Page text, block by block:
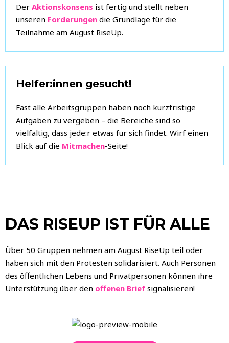
Der Aktionskonsens ist fertig und stellt neben
unseren Forderungen die Grundlage für die
Teilnahme am August RiseUp.
Helfer:innen gesucht!
Fast alle Arbeitsgruppen haben noch kurzfristige
Aufgaben zu vergeben – die Bereiche sind so
vielfältig, dass jede:r etwas für sich findet. Wirf einen
Blick auf die Mitmachen-Seite!
DAS RISEUP IST FÜR ALLE
Über 50 Gruppen nehmen am August RiseUp teil oder
haben sich mit den Protesten solidarisiert. Auch Personen
des öffentlichen Lebens und Privatpersonen können ihre
Unterstützung über den offenen Brief signalisieren!